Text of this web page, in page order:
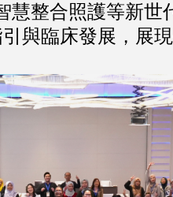
整合照護等新
與臨床發展，展